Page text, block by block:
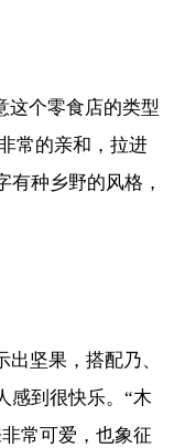
这个零食店的类型
常的亲和，拉进
有种乡野的风格，
坚果，搭配乃、
感到很快乐。“木
常可爱，也象征